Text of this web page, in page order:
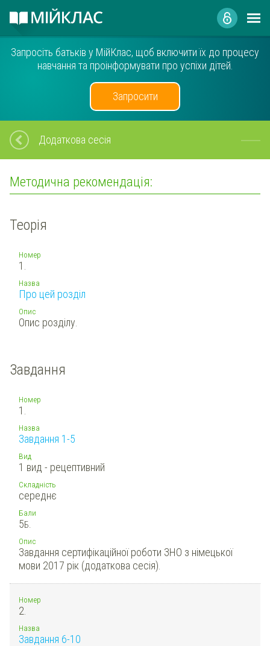
Запросіть батьків у МійКлас, щоб включити їх до процесу
навчання та проінформувати про успіхи дітей.
Запросити
Додаткова сесія
Методична рекомендація:
Теорія
Номер
1.
Назва
Про цей розділ
Опис
Опис розділу.
Завдання
Номер
1.
Назва
Завдання 1-5
Вид
1 вид - рецептивний
Складність
середнє
Бали
5Б.
Опис
Завдання сертифікаційної роботи ЗНО з німецької
мови 2017 рік (додаткова сесія).
Номер
2.
Назва
Завдання 6-10